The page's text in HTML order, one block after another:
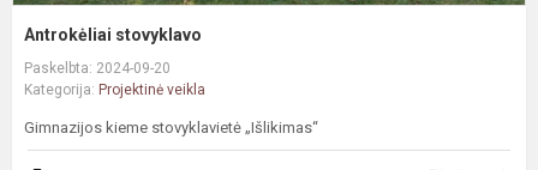
Antrokėliai stovyklavo
Paskelbta: 2024-09-20
Kategorija: Projektinė veikla
Gimnazijos kieme stovyklavietė „Išlikimas“